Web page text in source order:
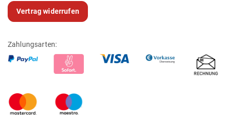
Vertrag widerrufen
Zahlungsarten: